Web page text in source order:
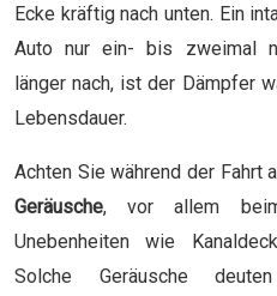
Ecke kräftig nach unten. Ein
Auto nur ein- bis zweimal
länger nach, ist der Dämpfer
Lebensdauer.
Achten Sie während der Fahrt
Geräusche, vor allem
Unebenheiten wie
Solche Geräusche